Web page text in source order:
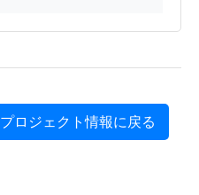
プロジェクト情報に戻る